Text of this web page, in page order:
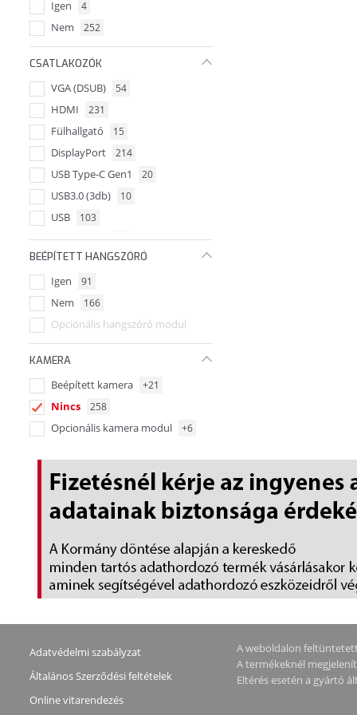
Igen 4
Nem 252
CSATLAKOZÓK
VGA (DSUB) 54
HDMI 231
Fülhallgató 15
DisplayPort 214
USB Type-C Gen1 20
USB3.0 (3db) 10
USB 103
HDMI (2db) 19
VESA fali konzol kompatibilis 34
Jack 8
Audio Vonal-kimenet
Thunderbolt 9
USB-C 6
RJ45
BEÉPÍTETT HANGSZÓRÓ
Igen 91
Nem 166
Opcionális hangszóró modul
KAMERA
Beépített kamera +21
Nincs 258
Opcionális kamera modul +6
Adatvédelmi szabályzat
Általános Szerződési feltételek
Online vitarendezés
A weboldalon
A termékeknél
Eltérés esetén a gyártó